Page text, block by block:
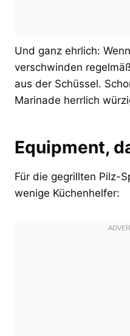
Und ganz ehrlich:
verschwinden
aus der Schüssel.
Marinade herrlich
Equipment,
Für die gegrillten Pilz-
wenige Küchenhelfer: